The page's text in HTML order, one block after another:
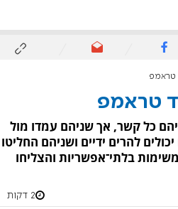
טראמפ
טראמפ
כל קשר, אך שניהם עמדו מול
להרים ידיים ושניהם החליטו
בלתי־אפשריות והצליחו
2 דקות